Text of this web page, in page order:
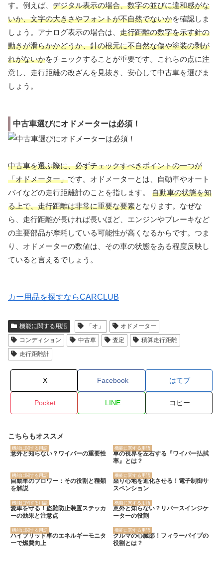
す。例えば、 デジタル表示の場合、数字の並びに違和感がな
いか、文字の大きさやフォントが不自然でないかを確認しま
しょう。アナログ表示の場合は、 走行距離の数字を示す針の
動きが滑らかかどうか、針の根元に不自然な傷や塗装の剥が
れがないかをチェックすることが重要です。これらの点に注
意し、走行距離の改ざんを見抜き、安心して中古車を選びま
しょう。
中古車選びにオドメーターは必須！
中古車を選ぶ際に、必ずチェックすべきポイントの一つが
「オドメーター」です。オドメーターとは、自動車やオート
バイなどの走行距離計のことを指します。 自動車の状態を知
る上で、走行距離は非常に重要な要素となります。なぜな
ら、走行距離が長ければ長いほど、エンジンやブレーキなど
の主要部品が摩耗している可能性が高くなるからです。つま
り、オドメーターの数値は、その車の状態をある程度反映し
ていると言えるでしょう。
カー用品を探すならCARCLUB
機能に関する用語 「オ」
オドメーター
コンディション
中古車 査定
積算走行距離
走行距離計
X Facebook はてブ
Pocket LINE コピー
こちらもオススメ
機能に関する用語
意外と知らない？ワイパーの重要性
機能に関する用語
車の視界を左右する『ワイパー払拭
率』とは？
機能に関する用語
自動車のブロワー：その役割と種類
を解説
機能に関する用語
乗り心地を進化させる！電子制御サ
スペンション
機能に関する用語
愛車を守る！盗難防止装置ステッカ
ーの効果と注意点
機能に関する用語
意外と知らない？リバースインジケ
ーターの役割
機能に関する用語
ハイブリッド車のエネルギーモニタ
ーで燃費向上
機能に関する用語
クルマの心臓部！フィラーパイプの
役割とは？